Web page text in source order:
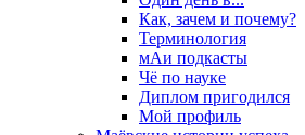
Как, зачем и почему?
Терминология
мАи подкасты
Чё по науке
Диплом пригодился
Мой профиль